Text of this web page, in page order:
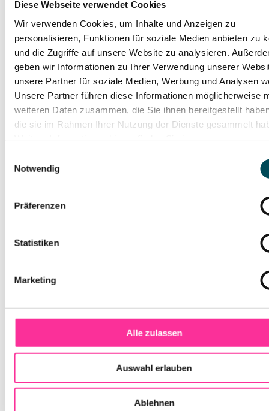
Diese Webseite verwendet Cookies
Wir verwenden Cookies, um Inhalte und Anzeigen zu
personalisieren, Funktionen für soziale Medien anbieten zu
und die Zugriffe auf unsere Website zu analysieren.
geben wir Informationen zu Ihrer Verwendung unserer
unsere Partner für soziale Medien, Werbung und Analysen
Unsere Partner führen diese Informationen möglicherweise
weiteren Daten zusammen, die Sie ihnen bereitgestellt
die sie im Rahmen Ihrer Nutzung der Dienste gesammelt
Einwilligungsauswahl
Notwendig
Präferenzen
Statistiken
Marketing
Alle zulassen
Auswahl erlauben
Ablehnen
Erkenntnis zum Thema Hochkultur!
wiedergegeben. Dabei werden personenbezogene Daten wie z.B.
Ihre IP-Adresse an den Anbieter übermittelt. Der externe Anbieter
kann diese auch dazu verwenden, Ihr Nutzungsverhalten mithilfe
von Cookies oder anderen Tracking-Technologien zu
Marktforschungs- und Marketingzwecken zu analysieren.
Die Übermittlung Ihrer Daten an den externen Anbieter wird so
lange verhindert, bis Sie aktiv auf diesen Hinweis klicken.
Technisch gesehen wird der Inhalt erst nach dem Klick
eingebunden.
Inhalt von YouTube erlauben
Liederhalle, Hegel-Saal
Berliner Platz 1-3
zum Routenplaner
Weitere Veranstaltungsempfehlungen